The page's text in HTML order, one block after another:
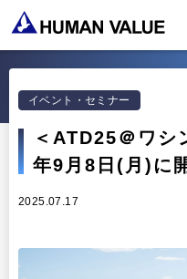
WHO WE ARE
HVからのメッセージ
研究員紹介
アクセスマップ
会社からのお知らせ
組織変革
エンゲージメント
STORIES
NEWS
お知らせ
CONTACT
イベント・セミナー
＜ATD25＠ワシ
年9月8日(月)に
2025.07.17